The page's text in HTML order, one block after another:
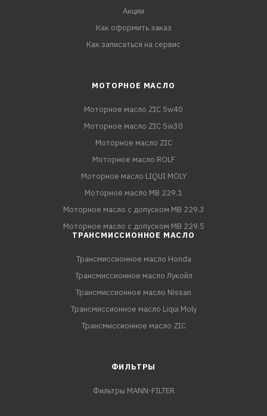
Акции
Как оформить заказ
Как записаться на сервис
МОТОРНОЕ МАСЛО
Моторное масло ZIC 5w40
Моторное масло ZIC 5w30
Моторное масло ZIC
Моторное масло ROLF
Моторное масло LIQUI MOLY
Моторное масло MB 229.1
Моторное масло с допуском MB 229.3
Моторное масло с допуском MB 229.5
ТРАНСМИССИОННОЕ МАСЛО
Трансмиссионное масло Honda
Трансмиссионное масло Лукойл
Трансмиссионное масло Nissan
Трансмиссионное масло Liqui Moly
Трансмиссионное масло ZIC
ФИЛЬТРЫ
Фильтры MANN-FILTER